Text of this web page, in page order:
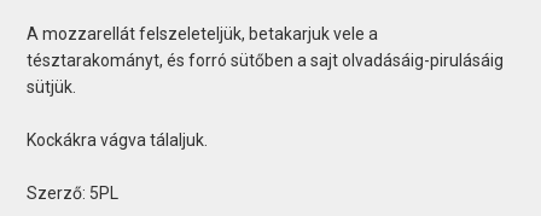
A mozzarellát felszeleteljük, betakarjuk vele a
tésztarakományt, és forró sütőben a sajt olvadásáig-pirulásáig
sütjük.
Kockákra vágva tálaljuk.
Szerző: 5PL